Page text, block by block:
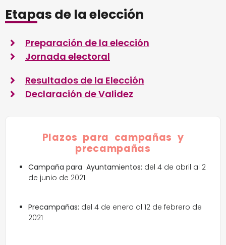
Etapas de la elección
Preparación de la elección
Jornada electoral
Resultados de la Elección
Declaración de Validez
Plazos para campañas y
precampañas
Campaña para Ayuntamientos: del 4 de abril al 2
de junio de 2021
Precampañas: del 4 de enero al 12 de febrero de
2021